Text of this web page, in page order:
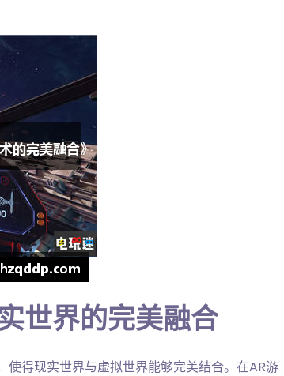
世界的完美融合
得现实世界与虚拟世界能够完美结合。在AR游